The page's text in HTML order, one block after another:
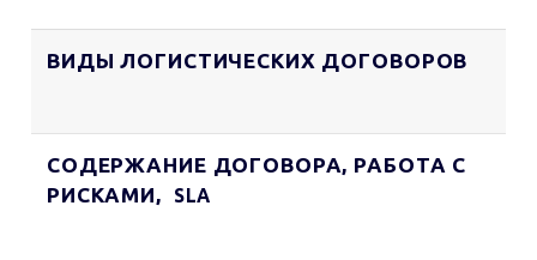
ВИДЫ ЛОГИСТИЧЕСКИХ ДОГОВОРОВ
СОДЕРЖАНИЕ ДОГОВОРА, РАБОТА С
РИСКАМИ,
SLA